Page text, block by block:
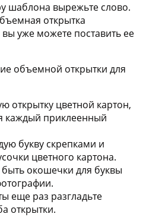
шаблона вырежьте слово.
открытка
вы уже можете поставить ее
открытку цветной картон,
каждый приклеенный
букву скрепками и
цветного картона.
окошечки для буквы
еще раз разгладьте
открытки.